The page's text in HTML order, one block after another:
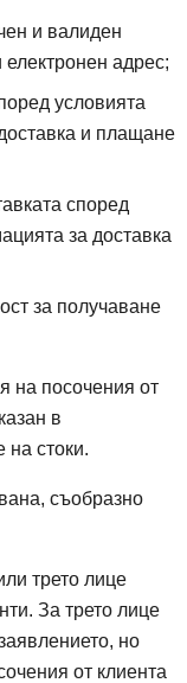
и валиден
адрес;
условията
и плащане
според
за доставка
за получаване
на посочения от
в
стоки.
съобразно
трето лице
За трето лице
но
от клиента